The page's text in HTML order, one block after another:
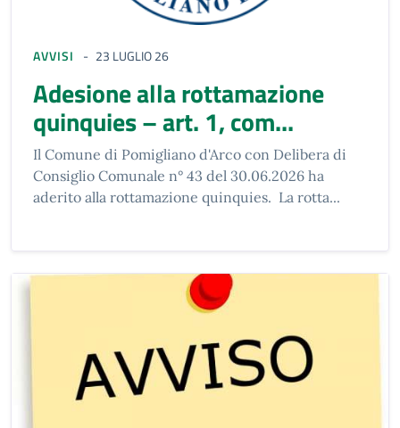
AVVISI 23 LUGLIO 26
adesione alla rottamazione
quinquies – art. 1, com...
Il Comune di Pomigliano d'Arco con Delibera di
Consiglio Comunale n° 43 del 30.06.2026 ha
aderito alla rottamazione quinquies. La rotta...